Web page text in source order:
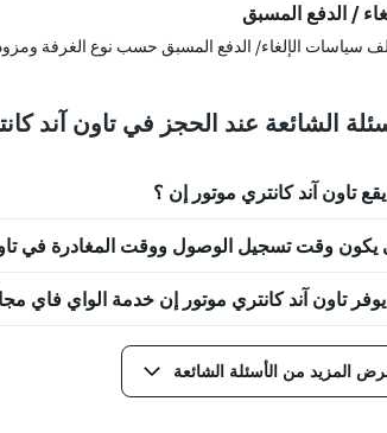
/ الدفع المسبق
سياسات الإلغاء/ الدفع المسبق حسب نوع الغرفة
الشائعة عند الحجز في تاون آند
يقع تاون آند كانتري موتور إن ؟
يكون وقت تسجيل الوصول ووقت المغادرة في
تاون آند كانتري موتور إن خدمة الواي فاي
المزيد من الأسئلة الشائعة